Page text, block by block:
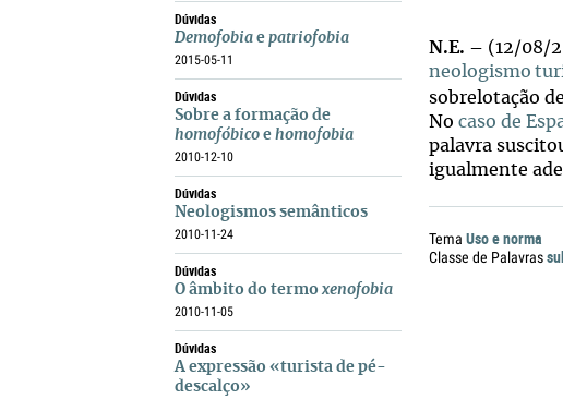
Dúvidas
Demofobia e patriofobia
2015-05-11
Dúvidas
Sobre a formação de
homofóbico e homofobia
2010-12-10
Dúvidas
Neologismos semânticos
2010-11-24
Dúvidas
O âmbito do termoxenofobia
2010-11-05
Dúvidas
A expressão «turista de pé-
descalço»
N.E. – (12/08/
neologismo
sobrelotação
No caso de
palavra
igualmente
Tema Uso e norma
Classe de Palavras